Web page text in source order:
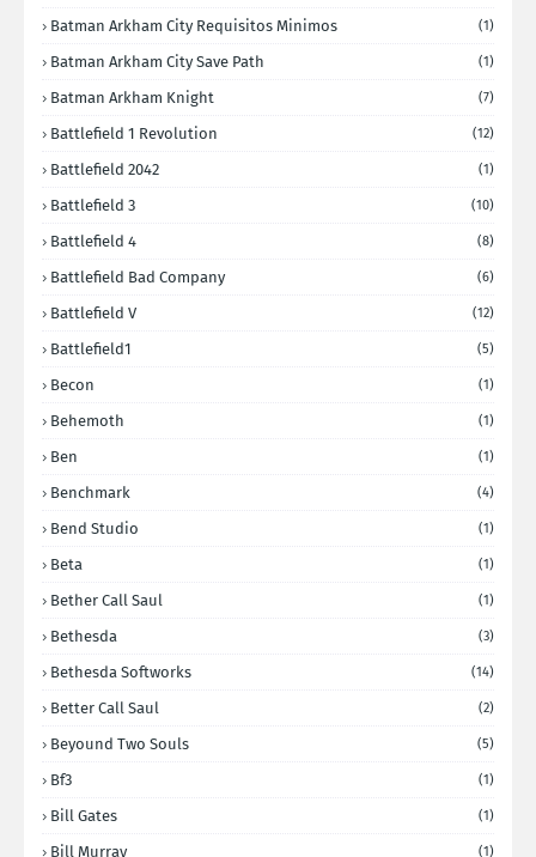
Batman Arkham City Requisitos Minimos (1)
Batman Arkham City Save Path (1)
Batman Arkham Knight (7)
Battlefield 1 Revolution (12)
Battlefield 2042 (1)
Battlefield 3 (10)
Battlefield 4 (8)
Battlefield Bad Company (6)
Battlefield V (12)
Battlefield1 (5)
Becon (1)
Behemoth (1)
Ben (1)
Benchmark (4)
Bend Studio (1)
Beta (1)
Bether Call Saul (1)
Bethesda (3)
Bethesda Softworks (14)
Better Call Saul (2)
Beyound Two Souls (5)
Bf3 (1)
Bill Gates (1)
Bill Murray (1)